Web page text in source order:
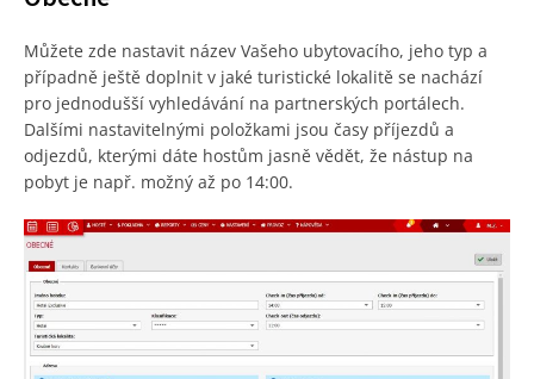
Můžete zde nastavit název Vašeho ubytovacího, jeho typ a
případně ještě doplnit v jaké turistické lokalitě se nachází
pro jednodušší vyhledávání na partnerských portálech.
Dalšími nastavitelnými položkami jsou časy příjezdů a
odjezdů, kterými dáte hostům jasně vědět, že nástup na
pobyt je např. možný až po 14:00.